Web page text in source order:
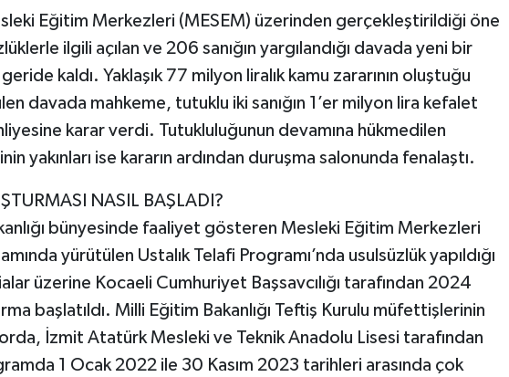
Eğitim Merkezleri (MESEM) üzerinden gerçekleştirildiği öne
ilgili açılan ve 206 sanığın yargılandığı davada yeni bir
kaldı. Yaklaşık 77 milyon liralık kamu zararının oluştuğu
davada mahkeme, tutuklu iki sanığın 1’er milyon lira kefalet
karar verdi. Tutukluluğunun devamına hükmedilen
yakınları ise kararın ardından duruşma salonunda fenalaştı.
NASIL BAŞLADI?
bünyesinde faaliyet gösteren Mesleki Eğitim Merkezleri
yürütülen Ustalık Telafi Programı’nda usulsüzlük yapıldığı
üzerine Kocaeli Cumhuriyet Başsavcılığı tarafından 2024
başlatıldı. Milli Eğitim Bakanlığı Teftiş Kurulu müfettişlerinin
İzmit Atatürk Mesleki ve Teknik Anadolu Lisesi tarafından
1 Ocak 2022 ile 30 Kasım 2023 tarihleri arasında çok